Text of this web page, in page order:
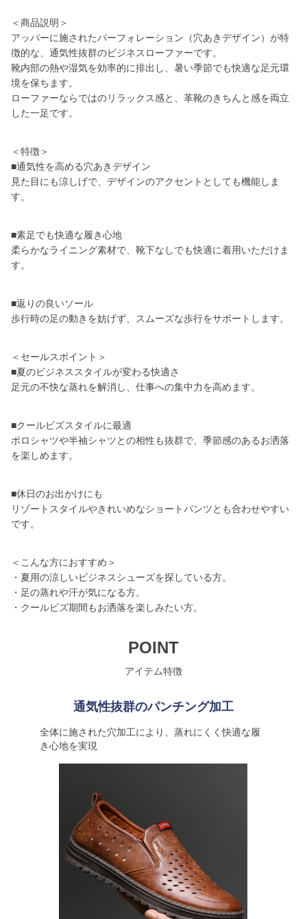
＜商品説明＞
アッパーに施されたパーフォレーション（穴あきデザイン）が特
徴的な、通気性抜群のビジネスローファーです。
靴内部の熱や湿気を効率的に排出し、暑い季節でも快適な足元環
境を保ちます。
ローファーならではのリラックス感と、革靴のきちんと感を両立
した一足です。
＜特徴＞
■通気性を高める穴あきデザイン
見た目にも涼しげで、デザインのアクセントとしても機能しま
す。
■素足でも快適な履き心地
柔らかなライニング素材で、靴下なしでも快適に着用いただけま
す。
■返りの良いソール
歩行時の足の動きを妨げず、スムーズな歩行をサポートします。
＜セールスポイント＞
■夏のビジネススタイルが変わる快適さ
足元の不快な蒸れを解消し、仕事への集中力を高めます。
■クールビズスタイルに最適
ポロシャツや半袖シャツとの相性も抜群で、季節感のあるお洒落
を楽しめます。
■休日のお出かけにも
リゾートスタイルやきれいめなショートパンツとも合わせやすい
です。
＜こんな方におすすめ＞
・夏用の涼しいビジネスシューズを探している方。
・足の蒸れや汗が気になる方。
・クールビズ期間もお洒落を楽しみたい方。
POINT
アイテム特徴
通気性抜群のパンチング加工
全体に施された穴加工により、蒸れにくく快適な履
き心地を実現